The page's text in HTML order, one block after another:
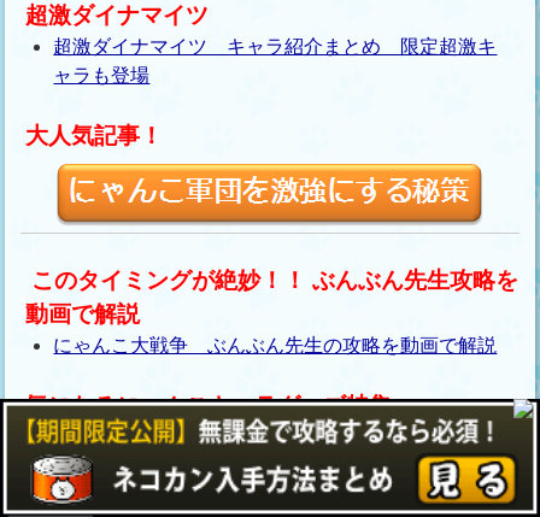
超激ダイナマイツ
超激ダイナマイツ キャラ紹介まとめ 限定超激キ
ャラも登場
大人気記事！
このタイミングが絶妙！！ ぶんぶん先生攻略を
動画で解説
にゃんこ大戦争 ぶんぶん先生の攻略を動画で解説
気になるにゃんこキャラグッズ特集
キャラクターグッズ特集！筆者オススメの商品！
敵キャラクター